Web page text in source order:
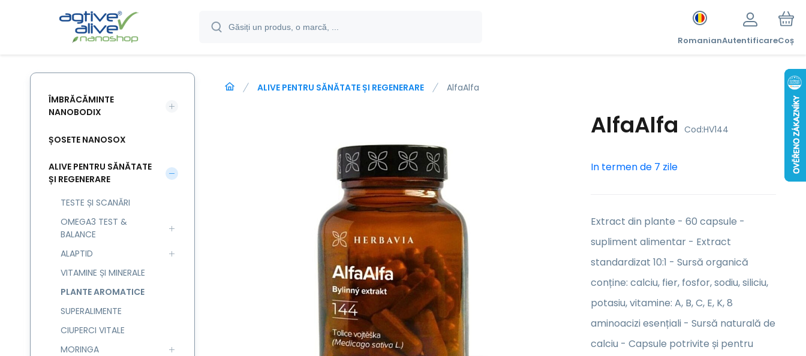
RomanianAutentificareCoș
ALIVE PENTRU SĂNĂTATE ȘI REGENERARE AlfaAlfa
AlfaAlfa Cod:HV144
In termen de 7 zile
Extract din plante - 60 capsule -
supliment alimentar - Extract
standardizat 10:1 - Sursă organică
conține: calciu, fier, fosfor, sodiu, siliciu,
potasiu, vitamine: A, B, C, E, K, 8
aminoacizi esențiali - Sursă naturală de
calciu - Capsule potrivite și pentru
ÎMBRĂCĂMINTE
NANOBODIX
ȘOSETE NANOSOX
ALIVE PENTRU SĂNĂTATE
ȘI REGENERARE
TESTE ȘI SCANĂRI
OMEGA3 TEST &
BALANCE
ALAPTID
VITAMINE ȘI MINERALE
PLANTE AROMATICE
SUPERALIMENTE
CIUPERCI VITALE
MORINGA